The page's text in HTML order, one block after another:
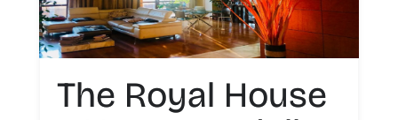
The Royal House